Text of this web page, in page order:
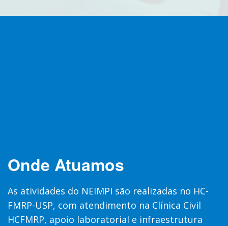
Onde Atuamos
As atividades do NEIMPI são realizadas no HC-
FMRP-USP, com atendimento na Clínica Civil
HCFMRP, apoio laboratorial e infraestrutura